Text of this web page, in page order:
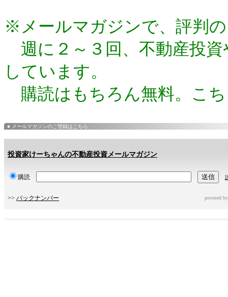
※メールマガジンで、評判
週に２～３回、不動産投
しています。
購読はもちろん無料。こ
メールマガジンのご登録はこちら
投資家けーちゃんの不動産投資メールマガジン
購読
>> バックナンバー powered